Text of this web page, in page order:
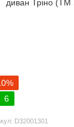
6
D32001301